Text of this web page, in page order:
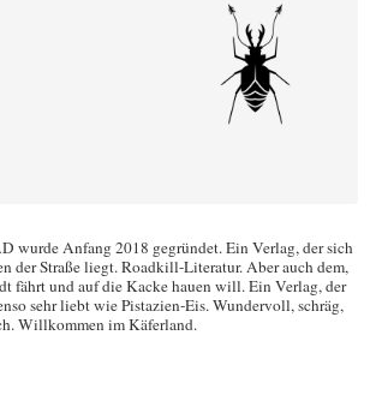
wurde Anfang 2018 gegründet. Ein Verlag, der sich
der Straße liegt. Roadkill-Literatur. Aber auch dem,
fährt und auf die Kacke hauen will. Ein Verlag, der
sehr liebt wie Pistazien-Eis. Wundervoll, schräg,
Willkommen im Käferland.